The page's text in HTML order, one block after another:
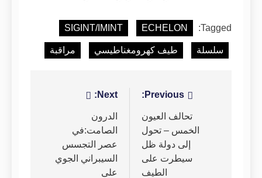
Tagged:
ECHELON
SIGINT/IMINT
سلسلة طيف كهرومغناطيسي مراقبة
تصفّح
المقالات
Previous:
تحالف العيون
الخمس – تحول
إلى دولة ظل
سيطرت على
الطيف
Next:
الدرون
الصامت:في
عصر التجسس
السيبراني الجوي
على